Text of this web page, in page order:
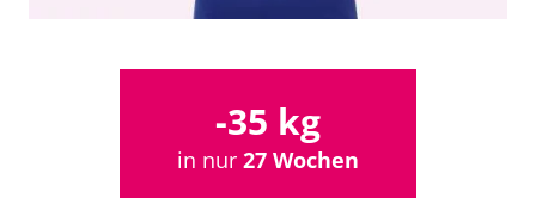
-35 kg
in nur 27 Wochen